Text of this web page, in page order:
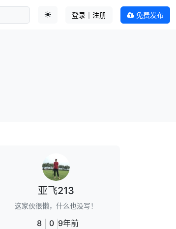
登录｜注册 免费发布
亚飞213
这家伙很懒，什么也没写！
8 0 9年前